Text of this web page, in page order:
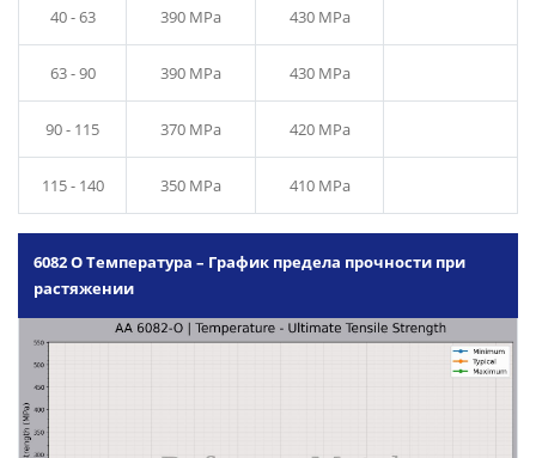
40 - 63 390 MPa 430 MPa
63 - 90 390 MPa 430 MPa
90 - 115 370 MPa 420 MPa
115 - 140 350 MPa 410 MPa
6082 O Температура – График предела прочности при
растяжении